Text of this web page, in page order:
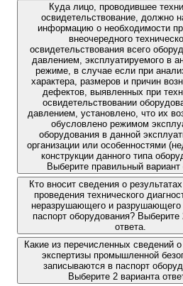
Куда лицо, проводившее
освидетельствование, должно
информацию о необходимости
внеочередного
освидетельствования всего
давлением, эксплуатируемого в
режиме, в случае если при
характера, размеров и причин
дефектов, выявленных при
освидетельствовании
давлением, установлено, что их
обусловлено режимом
оборудования в данной
организации или особенностями
конструкции данного типа
Выберите правильный вариант
Кто вносит сведения о
проведения технического
неразрушающего и разрушающего
паспорт оборудования? Выберите
ответа.
Какие из перечисленных сведений о
экспертизы промышленной
записываются в паспорт
Выберите 2 варианта